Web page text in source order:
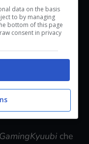
ciò che metodi
segreto
enorme punto
il
proposto da
URL diBing o
GamingKyuubi che
data on the basis
to by managing
bottom of this page
consent in privacy